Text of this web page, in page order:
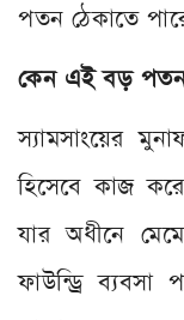
পতন ঠেকাতে
কেন এই বড়
স্যামসাংয়ের
হিসেবে কাজ
যার অধীনে
ফাউন্ড্রি ব্যবসা